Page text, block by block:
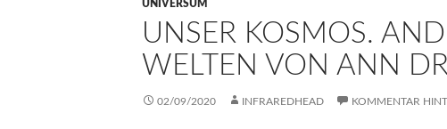
UNIVERSUM
UNSER KOSMOS.
WELTEN VON ANN
02/09/2020 INFRAREDHEAD KOMMENTAR